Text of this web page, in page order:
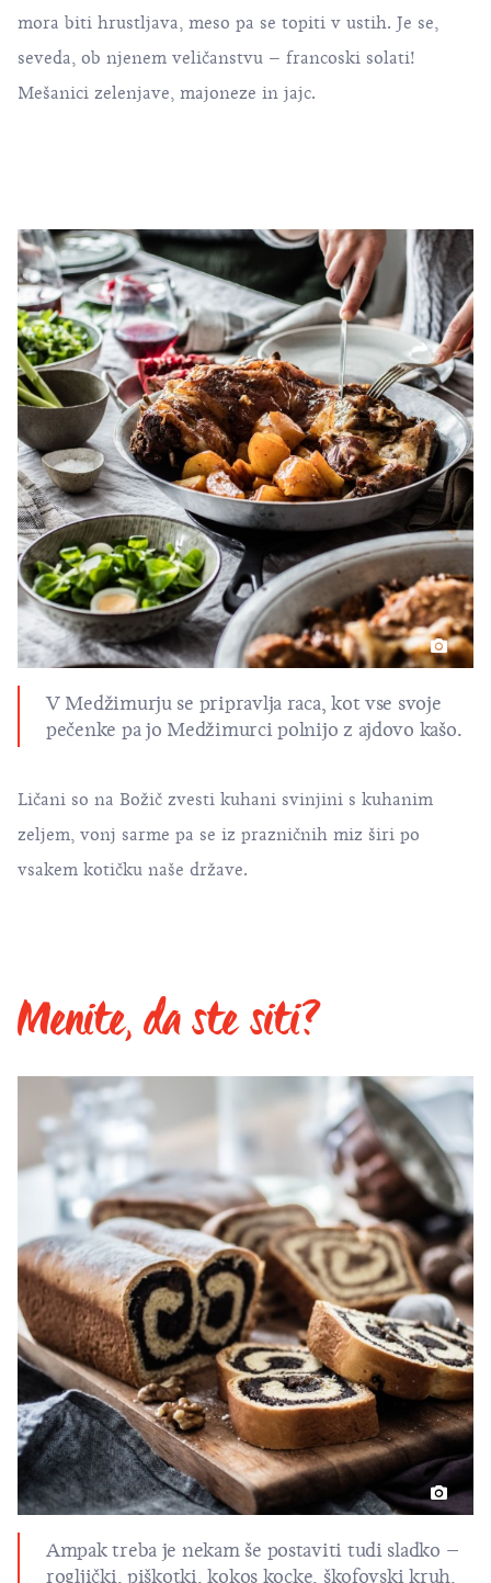
mora biti hrustljava, meso pa se topiti v ustih. Je se,
seveda, ob njenem veličanstvu – francoski solati!
Mešanici zelenjave, majoneze in jajc.
V Medžimurju se pripravlja raca, kot vse svoje
pečenke pa jo Medžimurci polnijo z ajdovo kašo.
Ličani so na Božič zvesti kuhani svinjini s kuhanim
zeljem, vonj sarme pa se iz prazničnih miz širi po
vsakem kotičku naše države.
Menite, da ste siti?
Ampak treba je nekam še postaviti tudi sladko –
rogljički, piškotki, kokos kocke, škofovski kruh,